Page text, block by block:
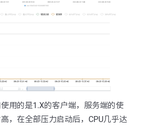
用的是1.X的客户端，服务端的使
，在全部压力启动后，CPU几乎达